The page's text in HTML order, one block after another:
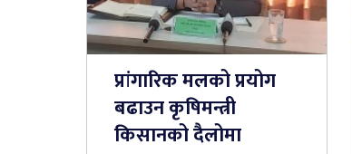
प्रांगारिक मलको प्रयोग
बढाउन कृषिमन्त्री
किसानको दैलोमा